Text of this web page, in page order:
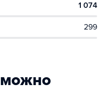
1 074
299